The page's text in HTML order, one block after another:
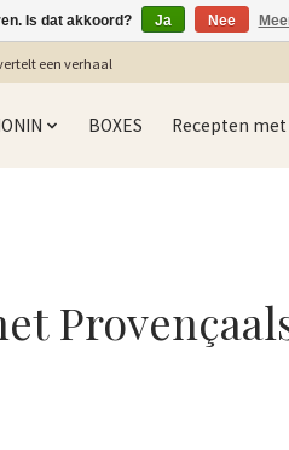
een verhaal
BOXES Recepten
Is dat akkoord? Ja Nee